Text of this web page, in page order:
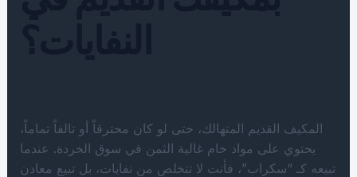
المكيف القديم المتهالك، حتى لو كان محترقاً أو تالفاً تماماً،
يحتوي على مواد خام غالية الثمن في سوق الخردة. عندما
تبيعه كـ “سكراب”، فأنت لا تتخلص من نفايات، بل تبيع معادن